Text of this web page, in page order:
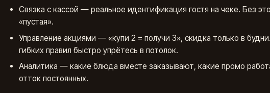
Связка с кассой — реальное идентификация гостя на чеке. Без
«пустая».
Управление акциями — «купи 2 = получи 3», скидка только в
гибких правил быстро упрётесь в потолок.
Аналитика — какие блюда вместе заказывают, какие промо
отток постоянных.